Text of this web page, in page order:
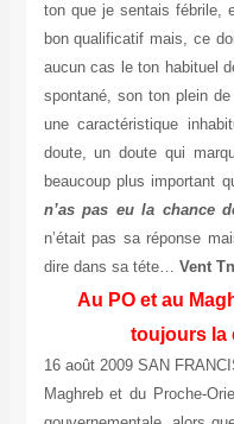
ton que je sentais fébrile,
bon qualificatif mais, ce
aucun cas le ton habituel
spontané, son ton plein
une caractéristique
doute, un doute qui
beaucoup plus important
n’as pas eu la chance
n’était pas sa réponse
dire dans sa téte… Vent Tn
Au PO et au
toujours la
16 août 2009 SAN
Maghreb et du Proche-